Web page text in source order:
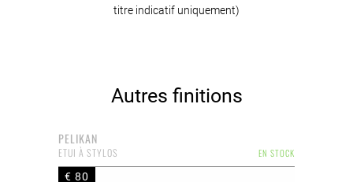
titre indicatif uniquement)
Autres finitions
PELIKAN
EN STOCK
ETUI À STYLOS
€ 80